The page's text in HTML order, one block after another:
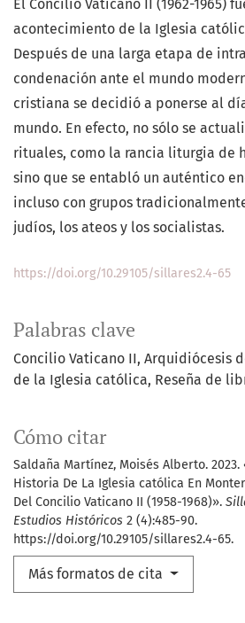
Palabras clave
Concilio Vaticano II Arquidiócesis
de la Iglesia católica Reseña de
Cómo citar
Saldaña Martínez, Moisés Alberto. 2023.
Historia De La Iglesia católica En
Del Concilio Vaticano II (1958-1968)».
Estudios Históricos 2 (4):485-90.
https://doi.org/10.29105/sillares2.4-65.
Más formatos de cita
El Concilio Vaticano II (1962-1965)
acontecimiento de la Iglesia
Después de una larga etapa de
condenación ante el mundo
cristiana se decidió a ponerse al
mundo. En efecto, no sólo se
rituales, como la rancia liturgia de
sino que se entabló un auténtico
incluso con grupos
judíos, los ateos y los socialistas.
https://doi.org/10.29105/sillares2.4-65